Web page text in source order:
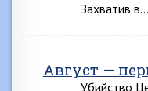
Захватив в…
Август —
Убийство